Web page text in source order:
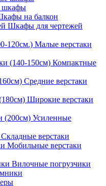
шкафы
на балкон
Шкафы для чертежей
Малые верстаки
Компактные
Средние верстаки
Широкие верстаки
Усиленные
Складные верстаки
Мобильные верстаки
Вилочные погрузчики